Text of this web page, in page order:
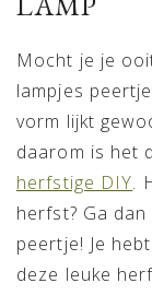
Mocht je je
lampjes
vorm lijkt
daarom is het
herfstige DIY.
herfst? Ga
peertje! Je
deze leuke